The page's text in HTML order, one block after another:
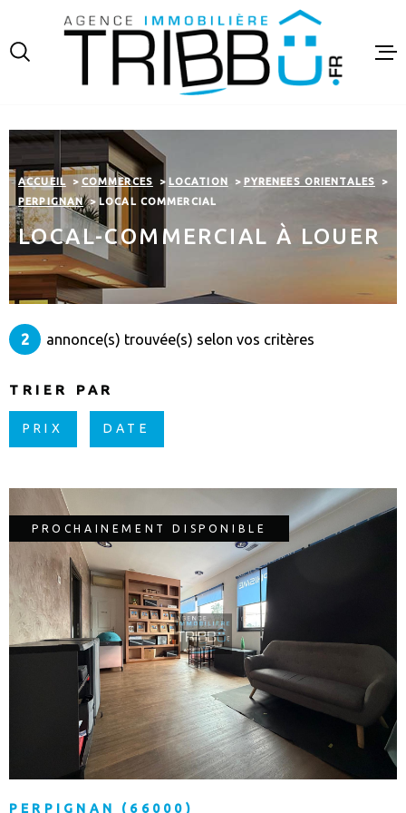
lamenu
contenu
VENTES
NOTRE
CONTACT
ACCUEIL COMMERCES LOCATION
PYRENEES ORIENTALES
PERPIGNAN
LOCAL COMMERCIAL
LOCAL-COMMERCIAL À LOUER
2 annonce(s) trouvée(s) selon vos critères
TRIER PAR
PRIX DATE
PERPIGNAN (66000)
PROCHAINEMENT DISPONIBLE
VOIR LE BIEN